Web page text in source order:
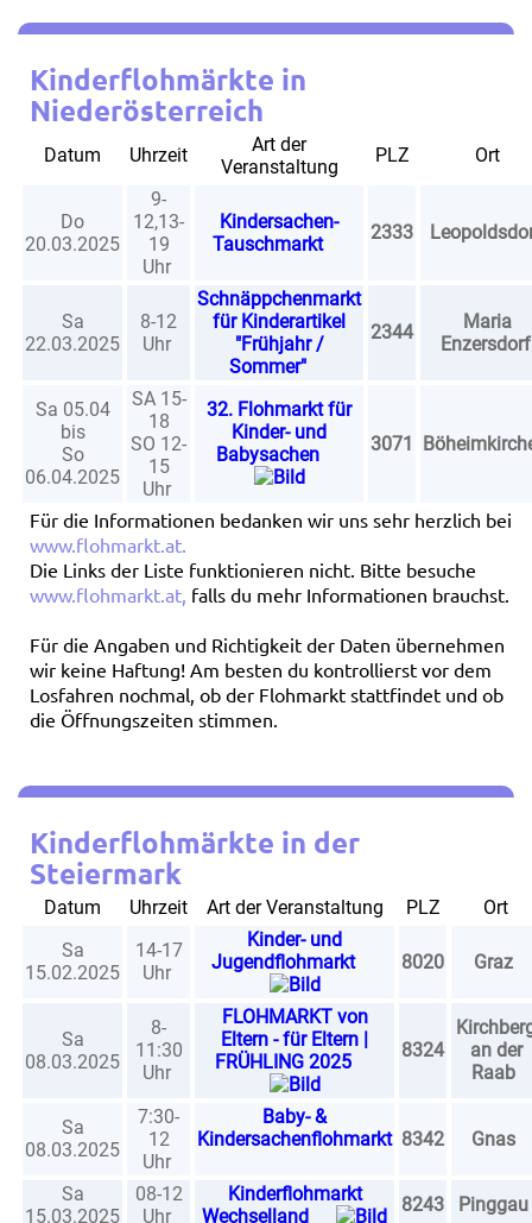
Kinderflohmärkte in
Niederösterreich
Datum Uhrzeit
Art der
Veranstaltung
PLZ Ort
Do
20.03.2025
9-
12,13-
19
Uhr
Kindersachen-
Tauschmarkt
2333
Sa
22.03.2025
8-12
Uhr
Schnäppchenmarkt
für Kinderartikel
"Frühjahr /
Sommer"
2344
Maria
Sa 05.04
bis
So
06.04.2025
SA 15-
18
SO 12-
15
Uhr
32. Flohmarkt für
Kinder- und
Babysachen
3071
Für die Informationen bedanken wir uns sehr herzlich bei
www.flohmarkt.at.
Die Links der Liste funktionieren nicht. Bitte besuche
www.flohmarkt.at, falls du mehr Informationen brauchst.
Für die Angaben und Richtigkeit der Daten übernehmen
wir keine Haftung! Am besten du kontrollierst vor dem
Losfahren nochmal, ob der Flohmarkt stattfindet und ob
die Öffnungszeiten stimmen.
Kinderflohmärkte in der
Steiermark
Datum Uhrzeit Art der Veranstaltung PLZ
Ort
Sa
15.02.2025
14-17
Uhr
Kinder- und
Jugendflohmarkt
8020 Graz
Sa
08.03.2025
8-
11:30
Uhr
FLOHMARKT von
Eltern - für Eltern |
FRÜHLING 2025
8324
an der
Raab
Sa
08.03.2025
7:30-
12
Uhr
Baby- &
Kindersachenflohmarkt 8342 Gnas
Sa
15.03.2025
08-12
Uhr
Kinderflohmarkt
Wechselland
8243 Pinggau